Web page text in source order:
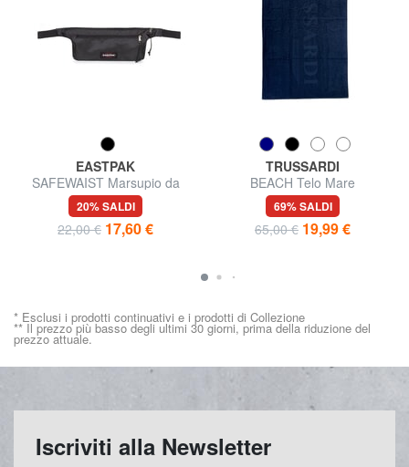
EASTPAK
SAFEWAIST Marsupio da
viaggio sicuro, da indossare
sotto gli indumenti
20% SALDI
22,00 € 17,60 €
TRUSSARDI
BEACH Telo Mare
69% SALDI
65,00 € 19,99 €
* Esclusi i prodotti continuativi e i prodotti di Collezione
** Il prezzo più basso degli ultimi 30 giorni, prima della riduzione del
prezzo attuale.
Iscriviti alla Newsletter